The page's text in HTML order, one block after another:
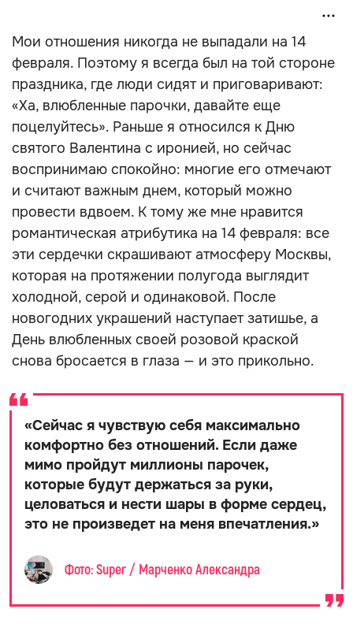
Мои отношения никогда не выпадали на 14
февраля. Поэтому я всегда был на той стороне
праздника, где люди сидят и приговаривают:
«Ха, влюбленные парочки, давайте еще
поцелуйтесь». Раньше я относился к Дню
святого Валентина с иронией, но сейчас
воспринимаю спокойно: многие его отмечают
и считают важным днем, который можно
провести вдвоем. К тому же мне нравится
романтическая атрибутика на 14 февраля: все
эти сердечки скрашивают атмосферу Москвы,
которая на протяжении полугода выглядит
холодной, серой и одинаковой. После
новогодних украшений наступает затишье, а
День влюбленных своей розовой краской
снова бросается в глаза — и это прикольно.
«Сейчас я чувствую себя максимально
комфортно без отношений. Если даже
мимо пройдут миллионы парочек,
которые будут держаться за руки,
целоваться и нести шары в форме сердец,
это не произведет на меня впечатления.»
Фото: Super / Марченко Александра